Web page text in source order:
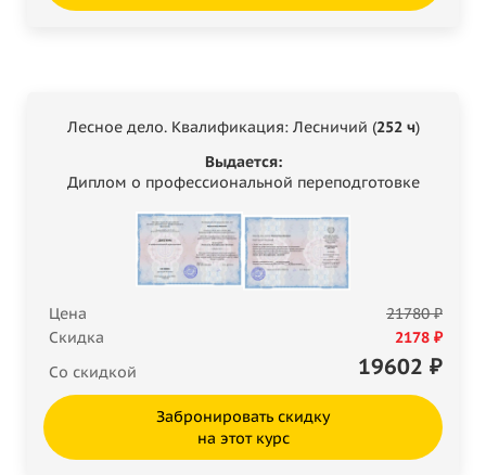
Лесное дело. Квалификация: Лесничий (252 ч)
Выдается:
Диплом о профессиональной переподготовке
Цена
21780 ₽
Скидка
2178 ₽
Со скидкой
19602 ₽
Забронировать скидку
на этот курс